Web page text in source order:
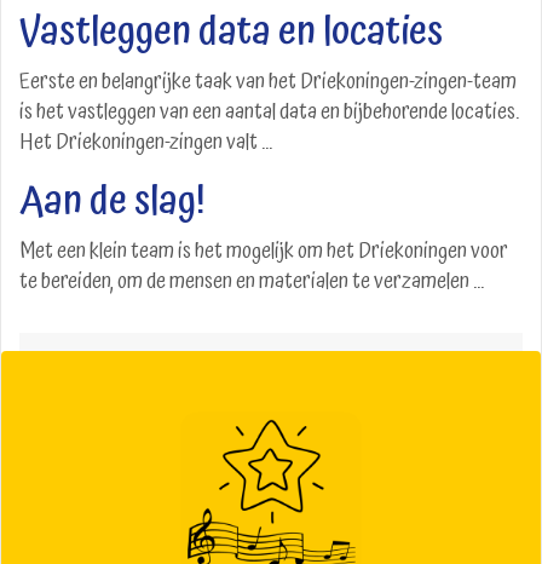
Vastleggen data en locaties
Eerste en belangrijke taak van het Driekoningen-zingen-team
is het vastleggen van een aantal data en bijbehorende locaties.
Het Driekoningen-zingen valt ...
Aan de slag!
Met een klein team is het mogelijk om het Driekoningen voor
te bereiden, om de mensen en materialen te verzamelen ...